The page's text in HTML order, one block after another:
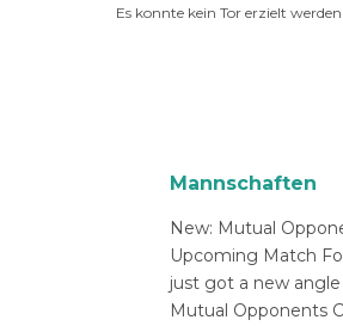
Es konnte kein Tor erzielt werden
Mannschaften
New: Mutual
Upcoming Match
just got a new
Mutual Opponents